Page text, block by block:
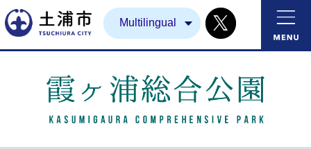
土浦市Multilingual Twitter